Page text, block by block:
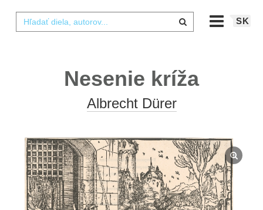
SK
Nesenie kríža
Albrecht Dürer